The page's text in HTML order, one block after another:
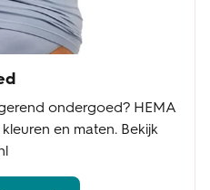
ondergoed? HEMA
en maten. Bekijk